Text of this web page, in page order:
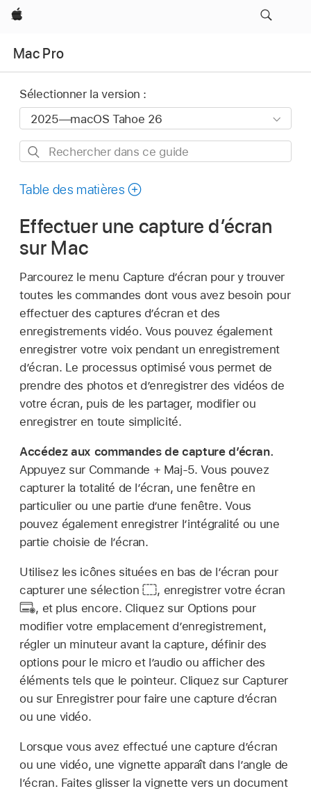
Apple
Mac Pro
Sélectionner la version :
Rechercher
ce
Table des matières
Effectuer une capture d’écran
sur Mac
Parcourez le menu Capture d’écran pour y trouver
toutes les commandes dont vous avez besoin pour
effectuer des captures d’écran et des
enregistrements vidéo. Vous pouvez également
enregistrer votre voix pendant un enregistrement
d’écran. Le processus optimisé vous permet de
prendre des photos et d’enregistrer des vidéos de
votre écran, puis de les partager, modifier ou
enregistrer en toute simplicité.
Accédez aux commandes de capture d’écran.
Appuyez sur Commande + Maj-5. Vous pouvez
capturer la totalité de l’écran, une fenêtre en
particulier ou une partie d’une fenêtre. Vous
pouvez également enregistrer l’intégralité ou une
partie choisie de l’écran.
Utilisez les icônes situées en bas de l’écran pour
capturer une sélection
, enregistrer votre écran
, et plus encore. Cliquez sur Options pour
modifier votre emplacement d’enregistrement,
régler un minuteur avant la capture, définir des
options pour le micro et l’audio ou afficher des
éléments tels que le pointeur. Cliquez sur Capturer
ou sur Enregistrer pour faire une capture d’écran
ou une vidéo.
Lorsque vous avez effectué une capture d’écran
ou une vidéo, une vignette apparaît dans l’angle de
l’écran. Faites glisser la vignette vers un document